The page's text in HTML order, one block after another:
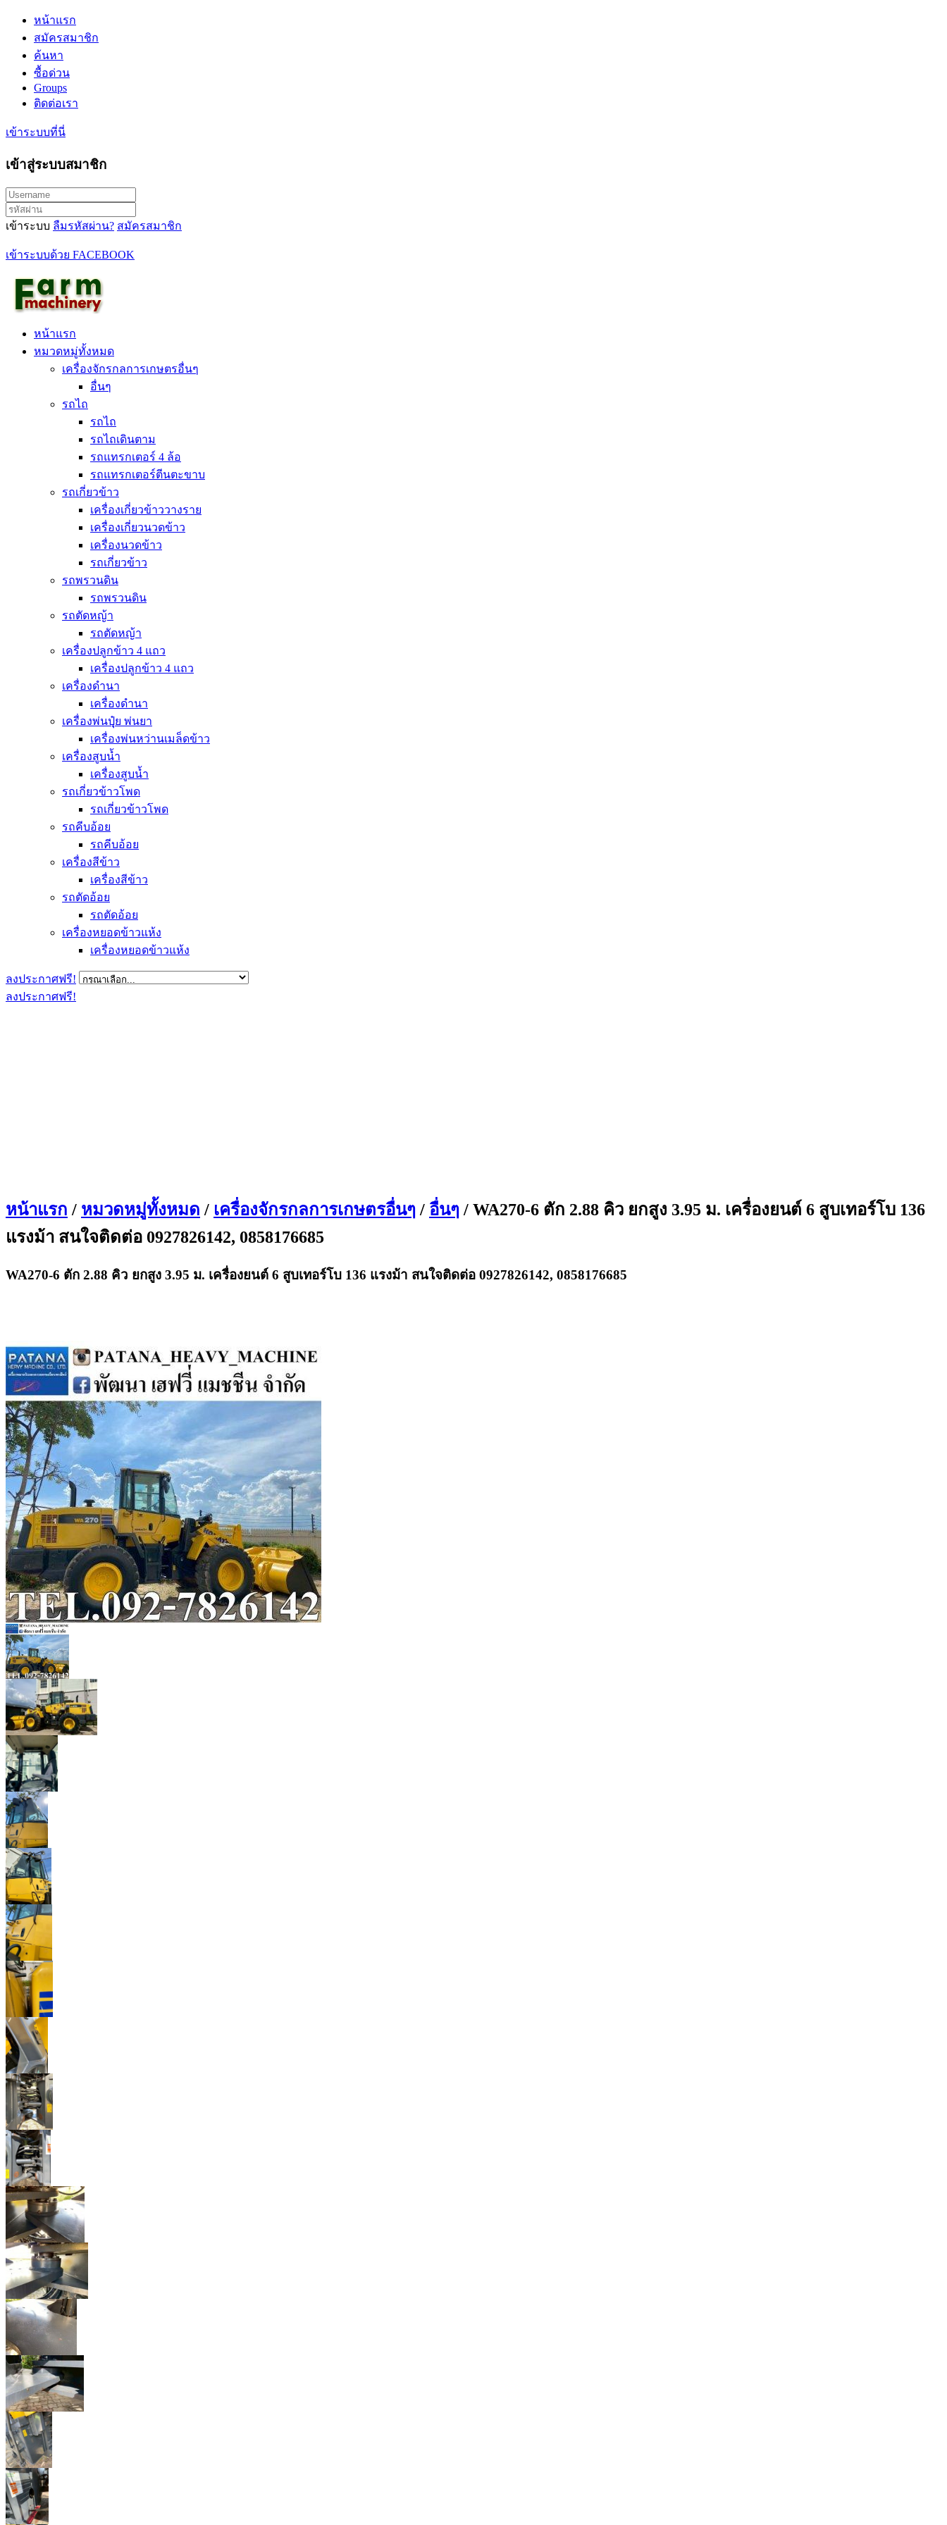
หน้าแรก
สมัครสมาชิก
ค้นหา
ซื้อด่วน
Groups
ติดต่อเรา
เข้าระบบที่นี่
เข้าสู่ระบบสมาชิก
เข้าระบบ ลืมรหัสผ่าน? สมัครสมาชิก
เข้าระบบด้วย FACEBOOK
หน้าแรก
หมวดหมู่ทั้งหมด
เครื่องจักรกลการเกษตรอื่นๆ
อื่นๆ
รถไถ
รถไถ
รถไถเดินตาม
รถแทรกเตอร์ 4 ล้อ
รถแทรกเตอร์ตีนตะขาบ
รถเกี่ยวข้าว
เครื่องเกี่ยวข้าววางราย
เครื่องเกี่ยวนวดข้าว
เครื่องนวดข้าว
รถเกี่ยวข้าว
รถพรวนดิน
รถพรวนดิน
รถตัดหญ้า
รถตัดหญ้า
เครื่องปลูกข้าว 4 แถว
เครื่องปลูกข้าว 4 แถว
เครื่องดำนา
เครื่องดำนา
เครื่องพ่นปุุ๋ย พ่นยา
เครื่องพ่นหว่านเมล็ดข้าว
เครื่องสูบน้ำ
เครื่องสูบน้ำ
รถเกี่ยวข้าวโพด
รถเกี่ยวข้าวโพด
รถคีบอ้อย
รถคีบอ้อย
เครื่องสีข้าว
เครื่องสีข้าว
รถตัดอ้อย
รถตัดอ้อย
เครื่องหยอดข้าวแห้ง
เครื่องหยอดข้าวแห้ง
ลงประกาศฟรี!
ลงประกาศฟรี!
หน้าแรก / หมวดหมู่ทั้งหมด / เครื่องจักรกลการเกษตรอื่นๆ / อื่นๆ / WA270-6 ตัก 2.88 คิว ยกสูง 3.95 ม. เครื่องยนต์ 6 สูบเทอร์โบ 136
แรงม้า สนใจติดต่อ 0927826142, 0858176685
WA270-6 ตัก 2.88 คิว ยกสูง 3.95 ม. เครื่องยนต์ 6 สูบเทอร์โบ 136 แรงม้า สนใจติดต่อ 0927826142, 0858176685